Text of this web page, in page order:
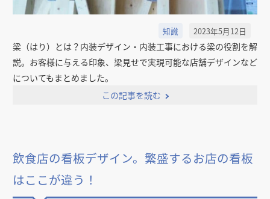
知識 2023年5月12日
梁（はり）とは？内装デザイン・内装工事における梁の役割を解
説。お客様に与える印象、梁見せで実現可能な店舗デザインなど
についてもまとめました。
この記事を読む
飲食店の看板デザイン。繁盛するお店の看板
はここが違う！